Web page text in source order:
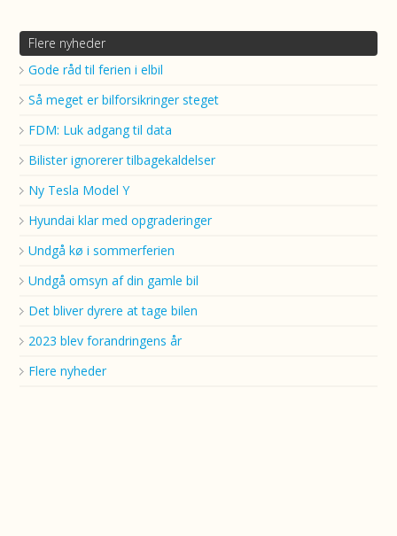
Flere nyheder
Gode råd til ferien i elbil
Så meget er bilforsikringer steget
FDM: Luk adgang til data
Bilister ignorerer tilbagekaldelser
Ny Tesla Model Y
Hyundai klar med opgraderinger
Undgå kø i sommerferien
Undgå omsyn af din gamle bil
Det bliver dyrere at tage bilen
2023 blev forandringens år
Flere nyheder